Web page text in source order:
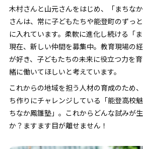
木村さんと山元さんをはじめ、「まちな
さんは、常に子どもたちや能登町のずっ
に入れています。柔軟に進化し続ける「ま
現在、新しい仲間を募集中。教育現場の
が好き、子どもたちの未来に役立つ力を
緒に働いてほしいと考えています。
これからの地域を担う人材の育成のため
ち作りにチャレンジしている「能登高校
ちなか鳳雛塾」。これからどんな試みが
か？ますます目が離せません！